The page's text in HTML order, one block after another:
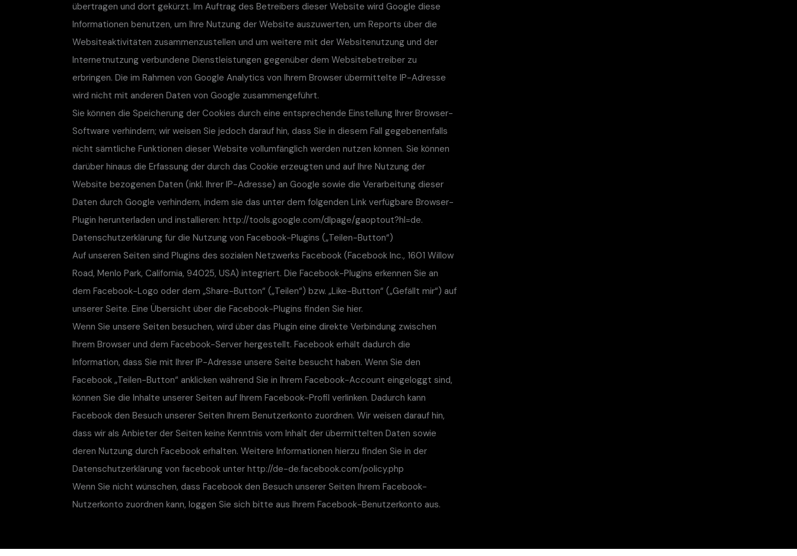
übertragen und dort gekürzt. Im Auftrag des Betreibers dieser Website wird Google diese
Informationen benutzen, um Ihre Nutzung der Website auszuwerten, um Reports über die
Websiteaktivitäten zusammenzustellen und um weitere mit der Websitenutzung und der
Internetnutzung verbundene Dienstleistungen gegenüber dem Websitebetreiber zu
erbringen. Die im Rahmen von Google Analytics von Ihrem Browser übermittelte IP-Adresse
wird nicht mit anderen Daten von Google zusammengeführt.
Sie können die Speicherung der Cookies durch eine entsprechende Einstellung Ihrer Browser-
Software verhindern; wir weisen Sie jedoch darauf hin, dass Sie in diesem Fall gegebenenfalls
nicht sämtliche Funktionen dieser Website vollumfänglich werden nutzen können. Sie können
darüber hinaus die Erfassung der durch das Cookie erzeugten und auf Ihre Nutzung der
Website bezogenen Daten (inkl. Ihrer IP-Adresse) an Google sowie die Verarbeitung dieser
Daten durch Google verhindern, indem sie das unter dem folgenden Link verfügbare Browser-
Plugin herunterladen und installieren: http://tools.google.com/dlpage/gaoptout?hl=de.
Datenschutzerklärung für die Nutzung von Facebook-Plugins („Teilen-Button“)
Auf unseren Seiten sind Plugins des sozialen Netzwerks Facebook (Facebook Inc., 1601 Willow
Road, Menlo Park, California, 94025, USA) integriert. Die Facebook-Plugins erkennen Sie an
dem Facebook-Logo oder dem „Share-Button“ („Teilen“) bzw. „Like-Button“ („Gefällt mir“) auf
unserer Seite. Eine Übersicht über die Facebook-Plugins finden Sie hier.
Wenn Sie unsere Seiten besuchen, wird über das Plugin eine direkte Verbindung zwischen
Ihrem Browser und dem Facebook-Server hergestellt. Facebook erhält dadurch die
Information, dass Sie mit Ihrer IP-Adresse unsere Seite besucht haben. Wenn Sie den
Facebook „Teilen-Button“ anklicken während Sie in Ihrem Facebook-Account eingeloggt sind,
können Sie die Inhalte unserer Seiten auf Ihrem Facebook-Profil verlinken. Dadurch kann
Facebook den Besuch unserer Seiten Ihrem Benutzerkonto zuordnen. Wir weisen darauf hin,
dass wir als Anbieter der Seiten keine Kenntnis vom Inhalt der übermittelten Daten sowie
deren Nutzung durch Facebook erhalten. Weitere Informationen hierzu finden Sie in der
Datenschutzerklärung von facebook unter http://de-de.facebook.com/policy.php
Wenn Sie nicht wünschen, dass Facebook den Besuch unserer Seiten Ihrem Facebook-
Nutzerkonto zuordnen kann, loggen Sie sich bitte aus Ihrem Facebook-Benutzerkonto aus.